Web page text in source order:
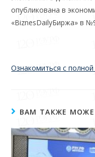
опубликована в
«BiznesDailyБиржа» в
Ознакомиться с полной
ВАМ ТАКЖЕ